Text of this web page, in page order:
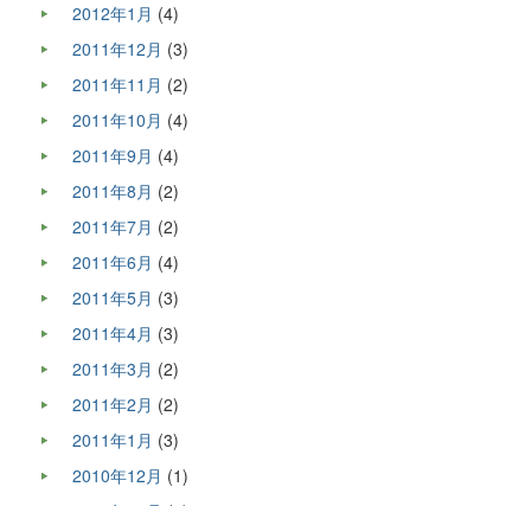
2012年1月 (4)
2011年12月 (3)
2011年11月 (2)
2011年10月 (4)
2011年9月 (4)
2011年8月 (2)
2011年7月 (2)
2011年6月 (4)
2011年5月 (3)
2011年4月 (3)
2011年3月 (2)
2011年2月 (2)
2011年1月 (3)
2010年12月 (1)